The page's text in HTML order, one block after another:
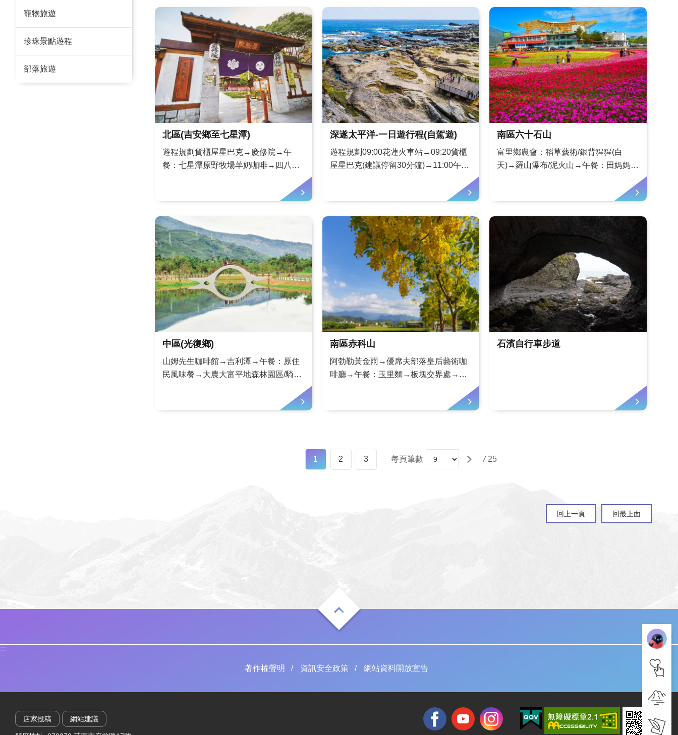
寵物旅遊
珍珠景點遊程
部落旅遊
議停留1.5小時)&rarr...
北區(吉安鄉至七星潭)
遊程規劃貨櫃屋星巴克→慶修院→午
餐：七星潭原野牧場羊奶咖啡→四八高
七星柴魚博物館→東大門夜市→夜宿花
現天文解說員民宿「綠舍民宿」觀星。
景點簡介花蓮天上有星星，欣賞花蓮美
麗星空；花蓮地上有黃金，享受...
深遂太平洋-一日遊行程(自駕遊)
遊程規劃09:00花蓮火車站→09:20貨櫃
屋星巴克(建議停留30分鐘)→11:00午餐
(建議停留30分鐘)→15:10石梯坪(建議停
留1小時)→16:15新太平洋1號店(奚卜蘭
遊客中心) (建議停留15分...
南區六十石山
富里鄉農會：稻草藝術/銀背猩猩(白
天)→羅山瀑布/泥火山→午餐：田媽媽富
針→夜宿六十石山民宿或花現天文解說
員民宿「磚窯居」及「富圖民宿」觀
星。景點簡介花蓮天上有星星，欣賞花
蓮美麗星空；花蓮地上有黃金，享受黃
金稻田視覺...
中區(光復鄉)
山姆先生咖啡館→吉利潭→午餐：原住
民風味餐→大農大富平地森林園區/騎單
覽觀 星→夜宿特色民宿。景點簡介花蓮
天上有星星，欣賞花蓮美麗星空；花蓮
南區赤科山
阿勃勒黃金雨→優席夫部落皇后藝術咖
啡廳→午餐：玉里麵→板塊交界處→赤
觀星。景點簡介花蓮天上有星星，欣賞
花蓮美麗星空；花蓮地上有黃金，享受
星光」...
石濱自行車步道
1 2 3 每頁筆數 / 25
回上一頁 回最上面
:::
著作權聲明 資訊安全政策 網站資料開放宣告
店家投稿 網站建議